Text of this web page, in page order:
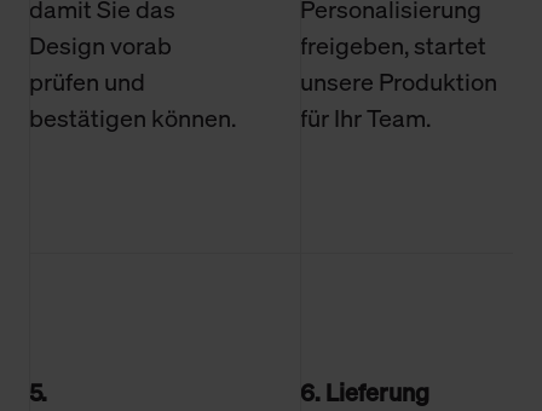
damit Sie das
Design vorab
prüfen und
bestätigen können.
Personalisierung
freigeben, startet
unsere Produktion
für Ihr Team.
5.
6. Lieferung